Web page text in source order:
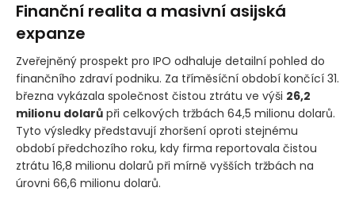
Finanční realita a masivní asijská
expanze
Zveřejněný prospekt pro IPO odhaluje detailní pohled do
finančního zdraví podniku. Za tříměsíční období končící 31.
března vykázala společnost čistou ztrátu ve výši 26,2
milionu dolarů při celkových tržbách 64,5 milionu dolarů.
Tyto výsledky představují zhoršení oproti stejnému
období předchozího roku, kdy firma reportovala čistou
ztrátu 16,8 milionu dolarů při mírně vyšších tržbách na
úrovni 66,6 milionu dolarů.